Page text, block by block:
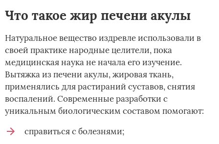
Что такое жир печени акулы
Натуральное вещество издревле использовали в
своей практике народные целители, пока
медицинская наука не начала его изучение.
Вытяжка из печени акулы, жировая ткань,
применялись для растираний суставов, снятия
воспалений. Современные разработки с
уникальным биологическим составом помогают:
справиться с болезнями;